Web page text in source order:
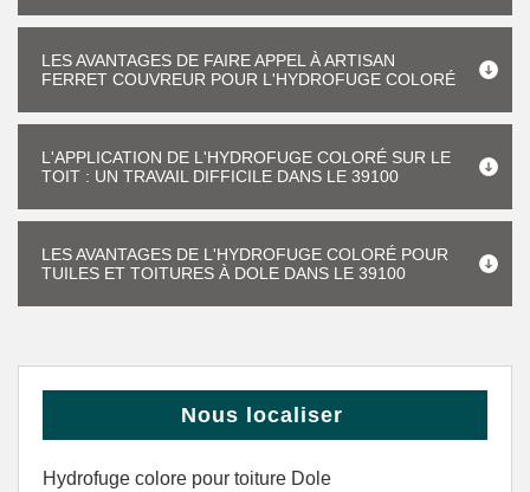
LES AVANTAGES DE FAIRE APPEL À ARTISAN
FERRET COUVREUR POUR L'HYDROFUGE COLORÉ
L'APPLICATION DE L'HYDROFUGE COLORÉ SUR LE
TOIT : UN TRAVAIL DIFFICILE DANS LE 39100
LES AVANTAGES DE L'HYDROFUGE COLORÉ POUR
TUILES ET TOITURES À DOLE DANS LE 39100
Nous localiser
Hydrofuge colore pour toiture Dole